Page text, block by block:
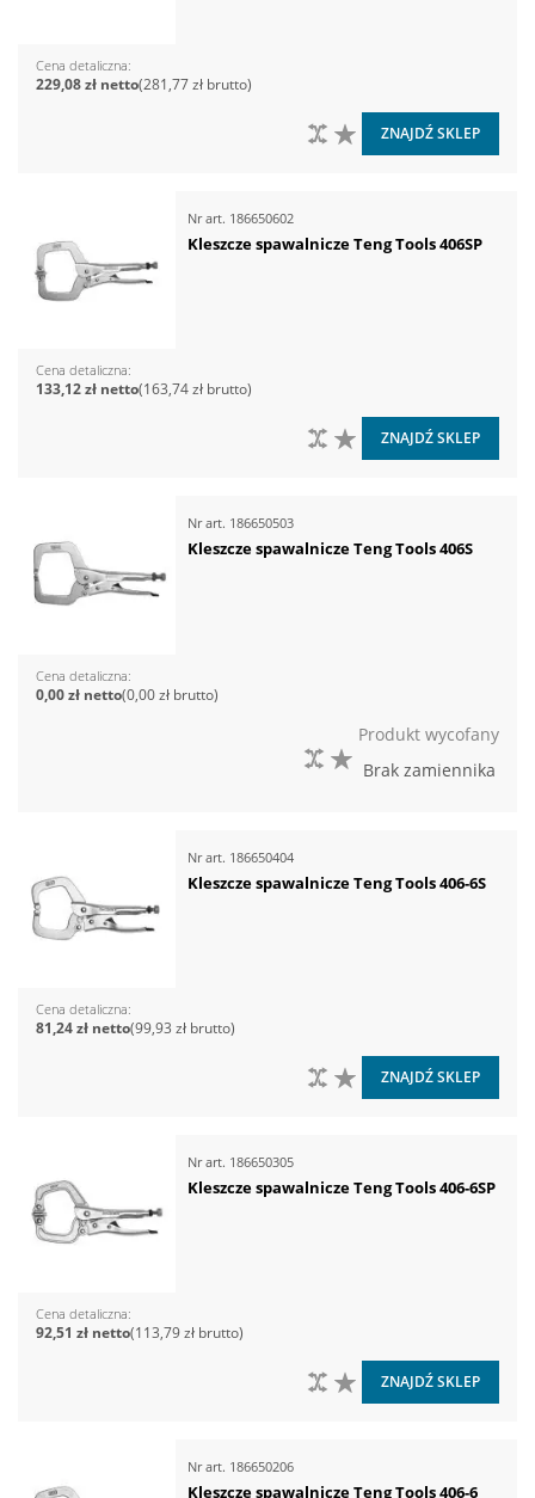
Cena detaliczna
281,77 zł
229,08 zł
DO LISTY ŻYCZEŃ
DO PORÓWNANIA
ZNAJDŹ SKLEP
Nr art. 186650602
Kleszcze spawalnicze Teng Tools 406SP
Cena detaliczna
163,74 zł
133,12 zł
DO LISTY ŻYCZEŃ
DO PORÓWNANIA
ZNAJDŹ SKLEP
Nr art. 186650503
Kleszcze spawalnicze Teng Tools 406S
Cena detaliczna
0,00 zł
0,00 zł
DO PORÓWNANIA
Produkt wycofany
Brak zamiennika
Nr art. 186650404
Kleszcze spawalnicze Teng Tools 406-6S
Cena detaliczna
99,93 zł
81,24 zł
DO LISTY ŻYCZEŃ
DO PORÓWNANIA
ZNAJDŹ SKLEP
Nr art. 186650305
Kleszcze spawalnicze Teng Tools 406-6SP
Cena detaliczna
113,79 zł
92,51 zł
DO LISTY ŻYCZEŃ
DO PORÓWNANIA
ZNAJDŹ SKLEP
Nr art. 186650206
Kleszcze spawalnicze Teng Tools 406-6